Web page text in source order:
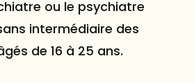
ou le psychiatre
intermédiaire des
de 16 à 25 ans.